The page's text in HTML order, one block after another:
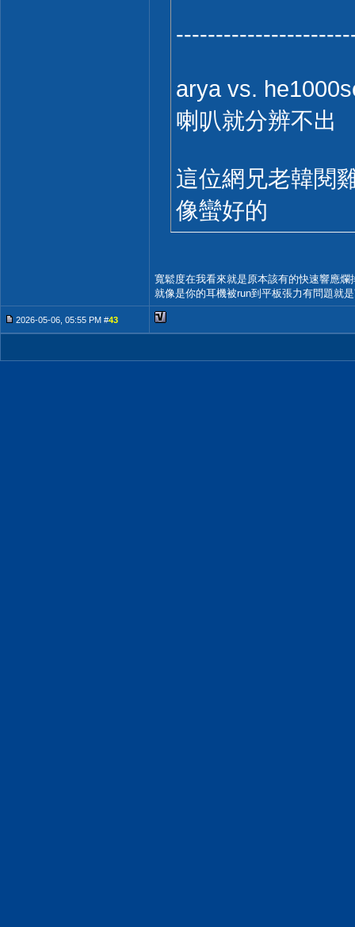
arya vs.
喇叭就分辨不出
這位網兄老韓閱
像蠻好的
寬鬆度在我看來就是原本該有的快速響應爛
就像是你的耳機被run到平板張力有問題就
2026-05-06, 05:55 PM #43